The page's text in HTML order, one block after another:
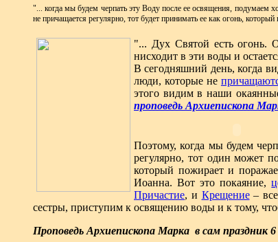
"... когда мы будем черпать эту Воду после ее освящения, подумаем
не причащается регулярно, тот будет принимать ее как огонь,
"... Дух Святой есть огонь.
нисходит в эти воды и
В сегодняшний день, когда
люди, которые не
этого видим в наши
проповедь Архиепископа
Поэтому, когда мы будем
регулярно, тот один может
который пожирает и
Иоанна. Вот это покаяние,
Причастие, и Крещение– все
сестры, приступим к освящению воды и к тому,
Проповедь Архиепископа Марка в сам праздник 6